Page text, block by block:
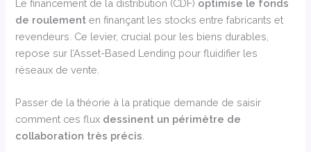
Le financement de la distribution (CDF) optimise le fonds
de roulement en finançant les stocks entre fabricants et
revendeurs. Ce levier, crucial pour les biens durables,
repose sur l’Asset-Based Lending pour fluidifier les
réseaux de vente.
Passer de la théorie à la pratique demande de saisir
comment ces flux dessinent un périmètre de
collaboration très précis.